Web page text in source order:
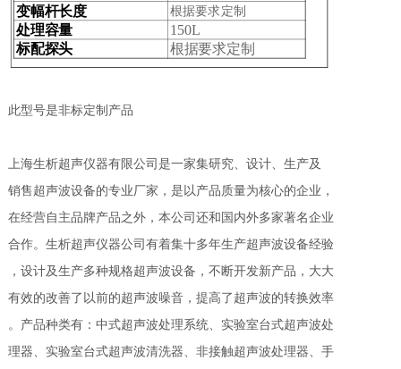
变幅杆长度 根据要求定制
处理容量
150L
标配探头
根据要求定制
此型号是非标定制产品
上海生析超声仪器有限公司是一家集研究、设计、生产及
销售超声波设备的专业厂家，是以产品质量为核心的企业，
在经营自主品牌产品之外，本公司还和国内外多家著名企业
合作。生析超声仪器公司有着集十多年生产超声波设备经验
，设计及生产多种规格超声波设备，不断开发新产品，大大
有效的改善了以前的超声波噪音，提高了超声波的转换效率
。产品种类有：中式超声波处理系统、实验室台式超声波处
理器、实验室台式超声波清洗器、非接触超声波处理器、手